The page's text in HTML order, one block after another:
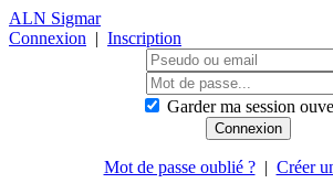
ALN Sigmar
Connexion | Inscription
Garder ma session
Mot de passe oublié ?| Créer